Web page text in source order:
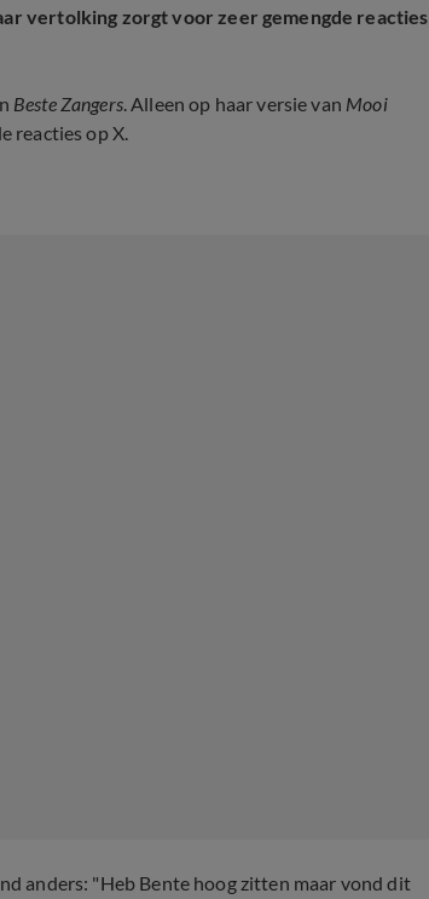
vertolking zorgt voor zeer gemengde reacties
Beste Zangers. Alleen op haar versie van Mooi
reacties op X.
anders: "Heb Bente hoog zitten maar vond dit